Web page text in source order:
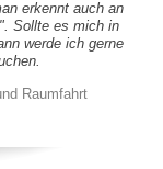
erkennt auch an
Sollte es mich in
werde ich gerne
Raumfahrt